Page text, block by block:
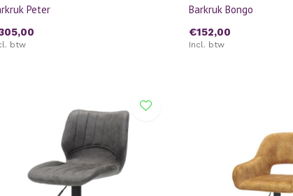
Peter
btw
Barkruk Bongo
€152,00
Incl. btw